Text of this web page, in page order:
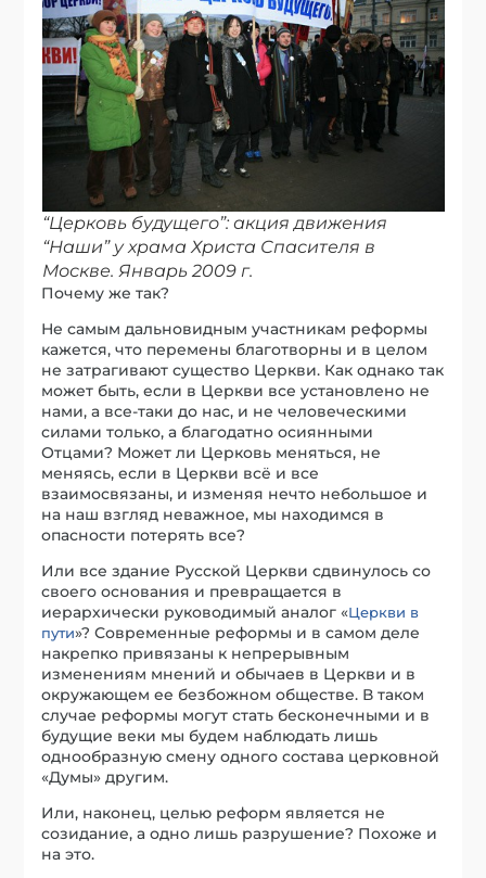
“Церковь будущего”: акция движения
“Наши” у храма Христа Спасителя в
Москве. Январь 2009 г.
Почему же так?
Не самым дальновидным участникам реформы
кажется, что перемены благотворны и в целом
не затрагивают существо Церкви. Как однако так
может быть, если в Церкви все установлено не
нами, а все-таки до нас, и не человеческими
силами только, а благодатно осиянными
Отцами? Может ли Церковь меняться, не
меняясь, если в Церкви всё и все
взаимосвязаны, и изменяя нечто небольшое и
на наш взгляд неважное, мы находимся в
опасности потерять все?
Или все здание Русской Церкви сдвинулось со
своего основания и превращается в
иерархически руководимый аналог «Церкви в
пути»? Современные реформы и в самом деле
накрепко привязаны к непрерывным
изменениям мнений и обычаев в Церкви и в
окружающем ее безбожном обществе. В таком
случае реформы могут стать бесконечными и в
будущие веки мы будем наблюдать лишь
однообразную смену одного состава церковной
«Думы» другим.
Или, наконец, целью реформ является не
созидание, а одно лишь разрушение? Похоже и
на это.